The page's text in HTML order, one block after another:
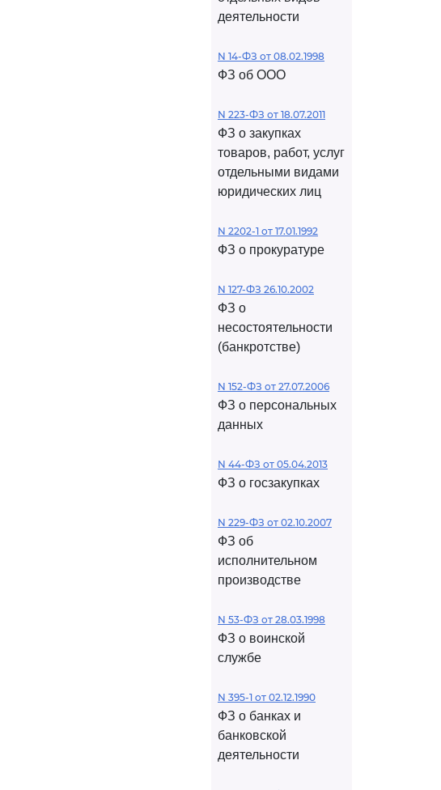
деятельности
N 14-ФЗ от 08.02.1998
ФЗ об ООО
N 223-ФЗ от 18.07.2011
ФЗ о закупках
товаров, работ, услуг
отдельными видами
юридических лиц
N 2202-1 от 17.01.1992
ФЗ о прокуратуре
N 127-ФЗ 26.10.2002
ФЗ о
несостоятельности
(банкротстве)
N 152-ФЗ от 27.07.2006
ФЗ о персональных
данных
N 44-ФЗ от 05.04.2013
ФЗ о госзакупках
N 229-ФЗ от 02.10.2007
ФЗ об
исполнительном
производстве
N 53-ФЗ от 28.03.1998
ФЗ о воинской
службе
N 395-1 от 02.12.1990
ФЗ о банках и
банковской
деятельности